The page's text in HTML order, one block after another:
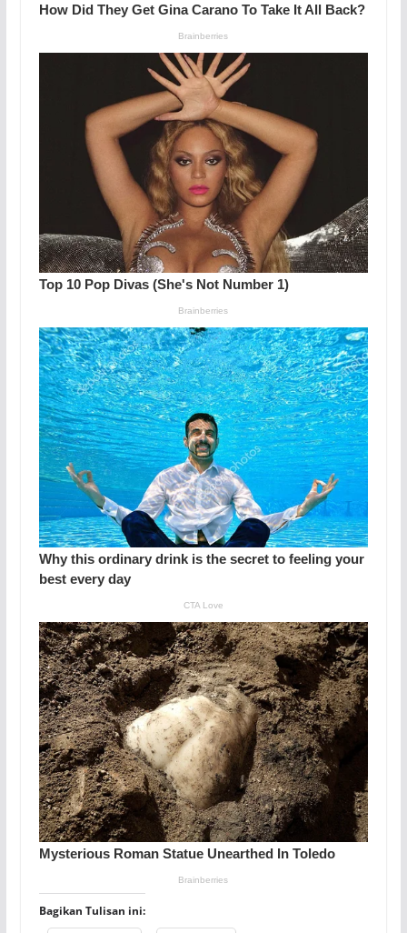
Bagikan Tulisan ini: